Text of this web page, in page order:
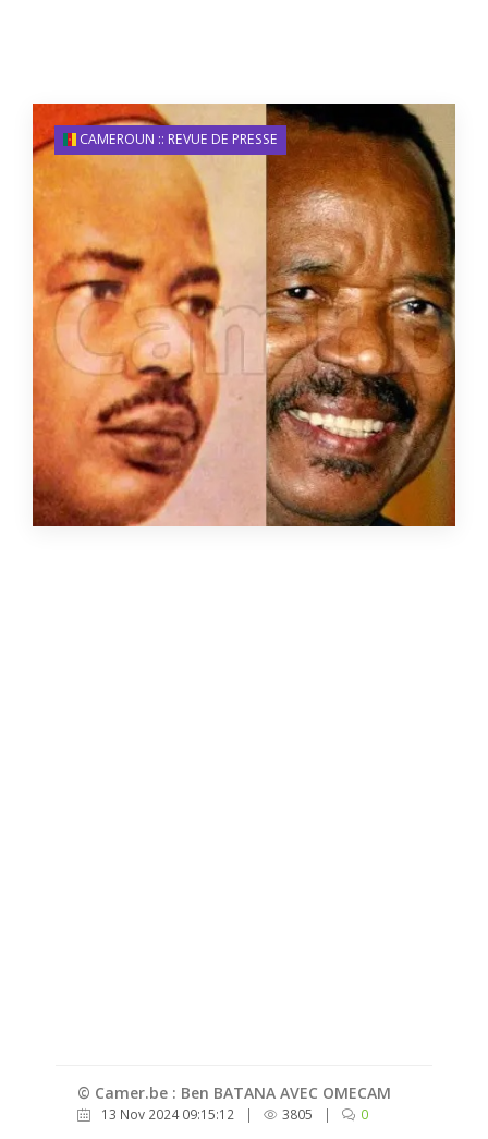
CAMEROUN :: REVUE DE PRESSE
© Camer.be : Ben BATANA AVEC OMECAM
13 Nov 2024 09:15:12 | 3805 | 0